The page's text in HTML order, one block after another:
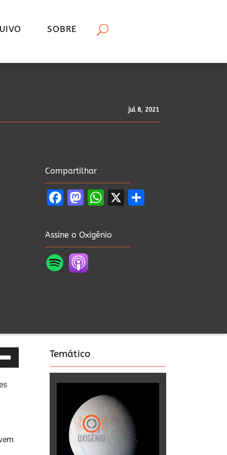
SOBRE
jul 8, 2021
Compartilhar
Facebook
Mastodon
WhatsApp
X
Assine o Oxigênio
Temático